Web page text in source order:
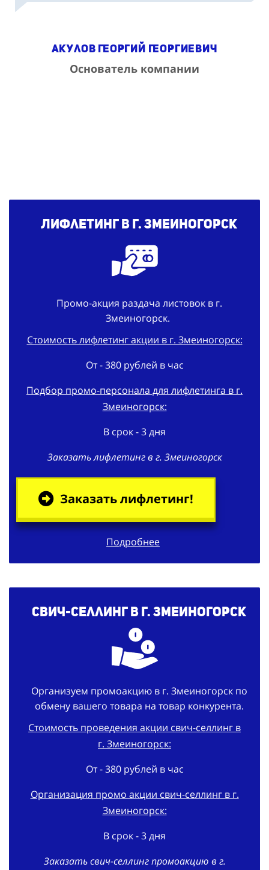
Акулов Георгий Георгиевич
Основатель компании
Лифлетинг в г. Змеиногорск
Промо-акция раздача листовок в г.
Змеиногорск.
Стоимость лифлетинг акции в г. Змеиногорск:
От - 380 рублей в час
Подбор промо-персонала для лифлетинга в г.
Змеиногорск:
В срок - 3 дня
Заказать лифлетинг в г. Змеиногорск
Заказать лифлетинг!
Подробнее
Свич-селлинг в г. Змеиногорск
Организуем промоакцию в г. Змеиногорск по
обмену вашего товара на товар конкурента.
Стоимость проведения акции свич-селлинг в
г. Змеиногорск:
От - 380 рублей в час
Организация промо акции свич-селлинг в г.
Змеиногорск:
В срок - 3 дня
Заказать свич-селлинг промоакцию в г.